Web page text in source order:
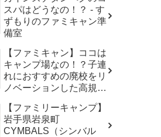
スパはどうなの！？ - す
ずもりのファミキャン準
備室
【ファミキャン】ココは
キャンプ場なの！？子連
れにおすすめの廃校をリ
ノベーションした高規格
す！ - ちいさおきゃんぷ
【ファミリーキャンプ】
岩手県岩泉町
CYMBALS（シンバル